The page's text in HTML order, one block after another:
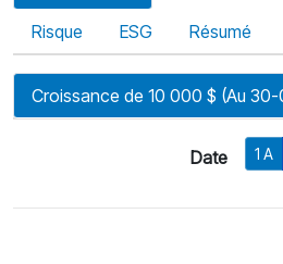
Risque ESG Résumé
Croissance de 10 000 $ (Au
Date 1 A